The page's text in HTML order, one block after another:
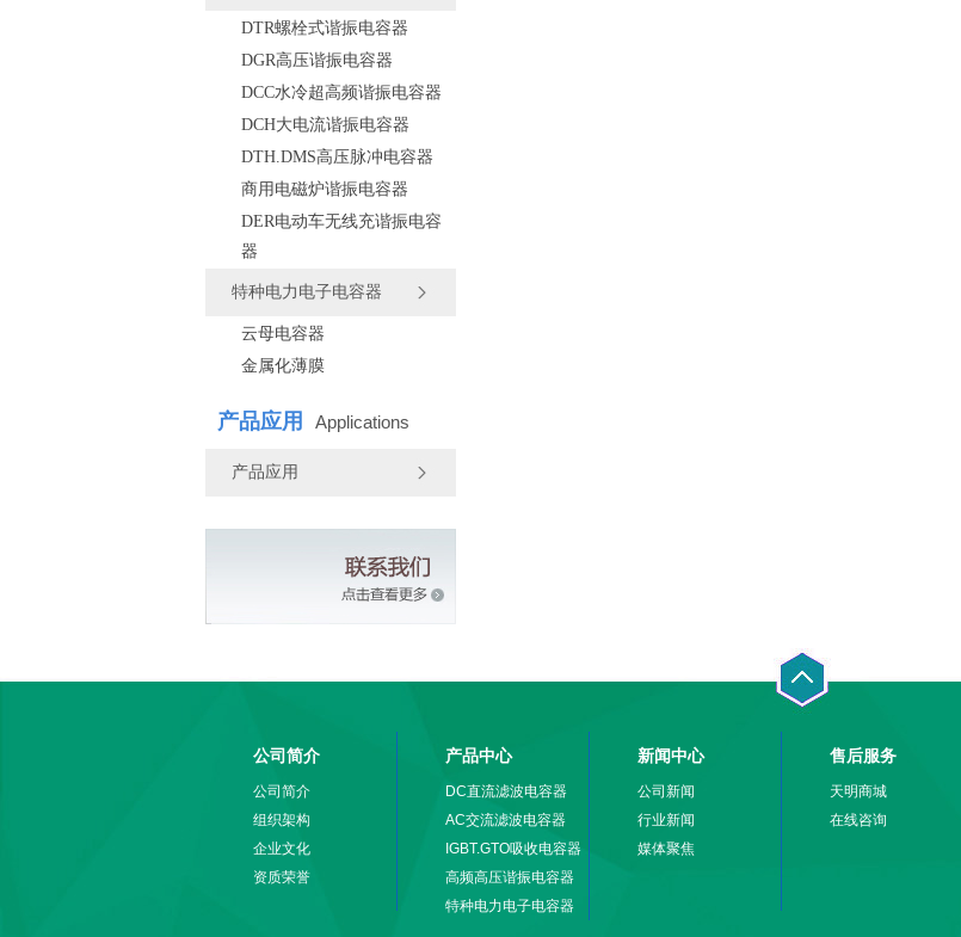
DTR螺栓式谐振电容器
DGR高压谐振电容器
DCC水冷超高频谐振电容器
DCH大电流谐振电容器
DTH.DMS高压脉冲电容器
商用电磁炉谐振电容器
DER电动车无线充谐振电容
器
特种电力电子电容器
云母电容器
金属化薄膜
产品应用 Applications
产品应用
公司简介
公司简介
组织架构
企业文化
资质荣誉
产品中心
DC直流滤波电容器
AC交流滤波电容器
IGBT.GTO吸收电容器
高频高压谐振电容器
特种电力电子电容器
新闻中心
公司新闻
行业新闻
媒体聚焦
售后服务
天明商城
在线咨询